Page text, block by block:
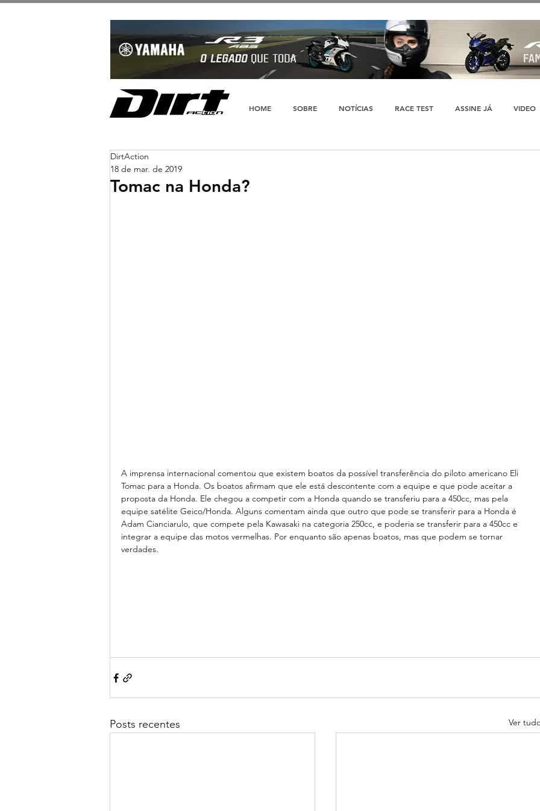
HOME SOBRE NOTÍCIAS RACE TEST ASSINE JÁ VIDEO
Tomac na Honda?
DirtAction
18 de mar. de 2019
A imprensa internacional comentou que existem boatos da possível transferência do piloto americano Eli
Tomac para a Honda. Os boatos afirmam que ele está descontente com a equipe e que pode aceitar a
proposta da Honda. Ele chegou a competir com a Honda quando se transferiu para a 450cc, mas pela
equipe satélite Geico/Honda. Alguns comentam ainda que outro que pode se transferir para a Honda é
Adam Cianciarulo, que compete pela Kawasaki na categoria 250cc, e poderia se transferir para a 450cc e
integrar a equipe das motos vermelhas. Por enquanto são apenas boatos, mas que podem se tornar
verdades.
Posts recentes Ver